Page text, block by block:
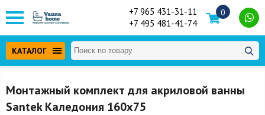
+7 965 431-31-11
+7 495 481-41-74
0
КАТАЛОГ
Монтажный комплект для акриловой ванны
Santek Каледония 160x75